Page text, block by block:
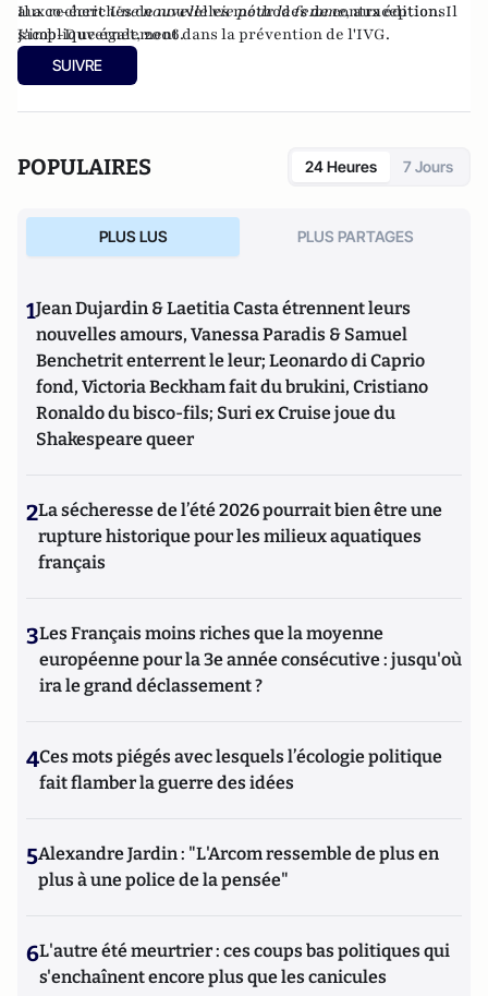
aux recherches de nouvelles méthodes de contraception. Il
s'implique également dans la prévention de l'IVG.
Il a co-écritUne nouvelle vie pour la femme, aux éditions
Jacob-Duvernet, 2006.
SUIVRE
POPULAIRES 24 Heures 7 Jours
PLUS LUS PLUS PARTAGES
1Jean Dujardin & Laetitia Casta étrennent leurs
nouvelles amours, Vanessa Paradis & Samuel
Benchetrit enterrent le leur; Leonardo di Caprio
fond, Victoria Beckham fait du brukini, Cristiano
Ronaldo du bisco-fils; Suri ex Cruise joue du
Shakespeare queer
2La sécheresse de l’été 2026 pourrait bien être une
rupture historique pour les milieux aquatiques
français
3Les Français moins riches que la moyenne
européenne pour la 3e année consécutive : jusqu'où
ira le grand déclassement ?
4Ces mots piégés avec lesquels l’écologie politique
fait flamber la guerre des idées
5Alexandre Jardin : "L'Arcom ressemble de plus en
plus à une police de la pensée"
6L'autre été meurtrier : ces coups bas politiques qui
s'enchaînent encore plus que les canicules